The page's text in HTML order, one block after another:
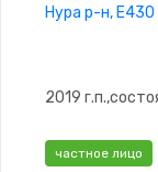
Нура р-н,
2019
частное лицо